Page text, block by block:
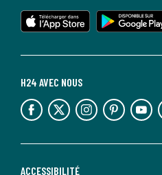
ACCESSIBILITÉ
H24 AVEC NOUS
lien vers l'espace réseaux sociaux lien vers l'espace réseaux sociaux lien vers l'espace réseaux sociaux lien vers l'espace réseaux sociaux lien vers l'espace réseaux sociaux
lien vers l'app store
lien vers google play